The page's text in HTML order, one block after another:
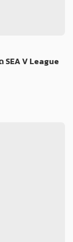
V League